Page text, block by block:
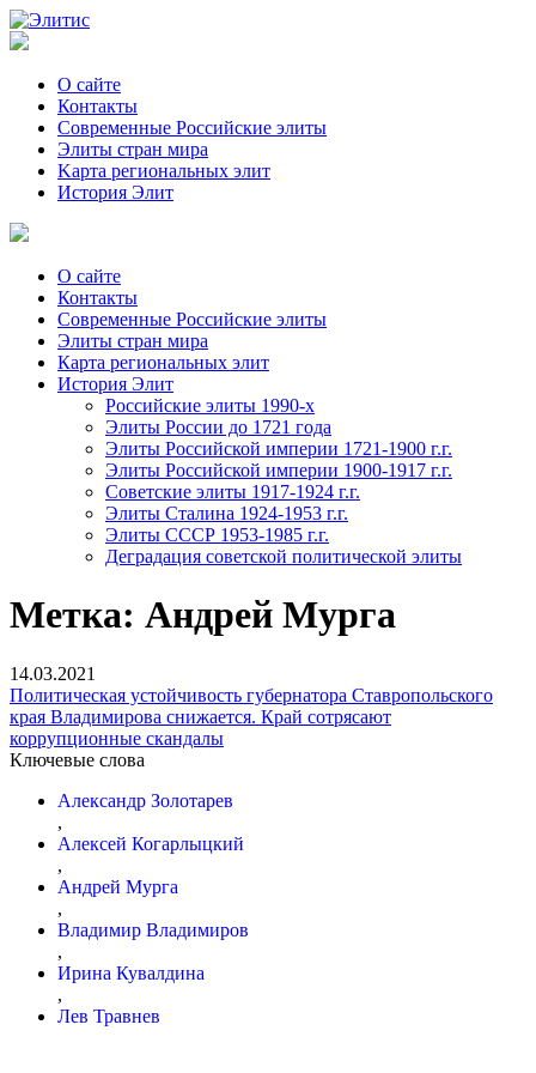
О сайте
Контакты
Современные Российские элиты
Элиты стран мира
Kартa региональных элит
История Элит
О сайте
Контакты
Современные Российские элиты
Элиты стран мира
Картa региональных элит
История Элит
Российские элиты 1990-х
Элиты России до 1721 года
Элиты Российской империи 1721-1900 г.г.
Элиты Российской империи 1900-1917 г.г.
Советские элиты 1917-1924 г.г.
Элиты Сталина 1924-1953 г.г.
Элиты СССР 1953-1985 г.г.
Деградация советской политической элиты
Метка: Андрей Мурга
14.03.2021
Политическая устойчивость губернатора Ставропольского
края Владимирова снижается. Край сотрясают
коррупционные скандалы
Ключевые слова
Александр Золотарев
,
Алексей Когарлыцкий
,
Андрей Мурга
,
Владимир Владимиров
,
Ирина Кувалдина
,
Лев Травнев